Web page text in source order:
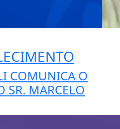
COMUNICA O
SR. MARCELO